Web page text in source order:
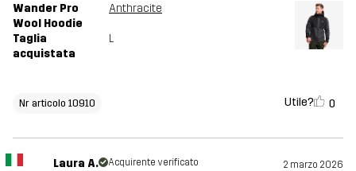
Wander Pro
Wool Hoodie
Anthracite
Taglia
acquistata
L
Nr articolo 10910 Utile? 0
Laura A. Acquirente verificato 2 marzo 2026